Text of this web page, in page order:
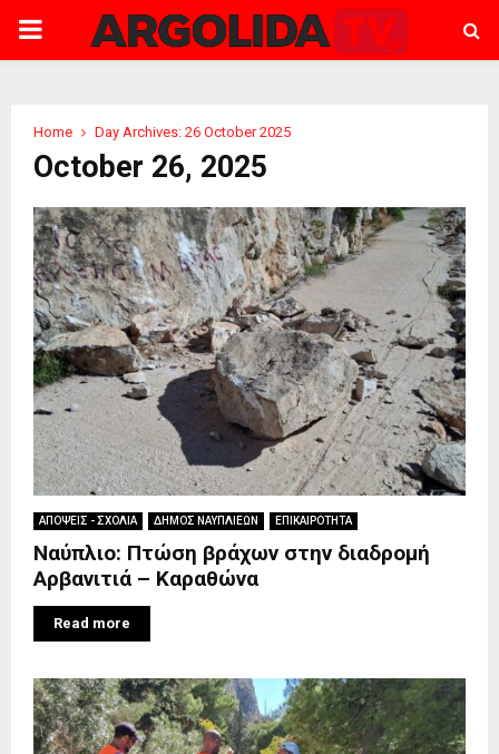
PRIMARY
Home Day Archives: 26 October 2025
October 26, 2025
ΑΠΟΨΕΙΣ - ΣΧΟΛΙΑ ΔΗΜΟΣ ΝΑΥΠΛΙΕΩΝ ΕΠΙΚΑΙΡΟΤΗΤΑ
Ναύπλιο: Πτώση βράχων στην διαδρομή
Αρβανιτιά – Καραθώνα
Read more